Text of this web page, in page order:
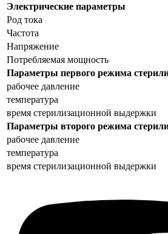
Электрические параметры
Род тока
Частота
Напряжение
Потребляемая мощность
Параметры первого режима
рабочее давление
температура
время стерилизационной выдержки
Параметры второго режима
рабочее давление
температура
время стерилизационной выдержки